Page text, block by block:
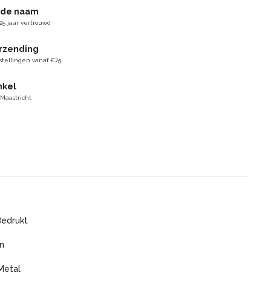
naam
jaar vertrouwd
vanaf €75